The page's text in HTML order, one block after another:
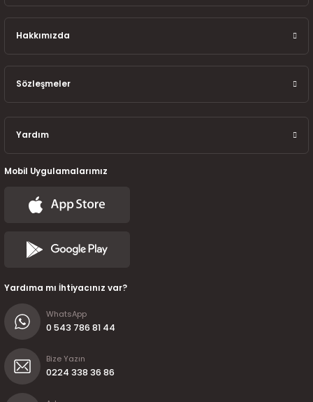
Hakkımızda
Sözleşmeler
Yardım
Mobil Uygulamalarımız
Yardıma mı İhtiyacınız var?
WhatsApp
0 543 786 81 44
Bize Yazın
0224 338 36 86